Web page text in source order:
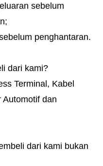
sebelum
penghantaran.
dari kami?
Terminal, Kabel
Automotif dan
dari kami bukan